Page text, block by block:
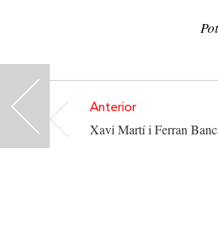
< Anterior
Xavi Martí i Ferran